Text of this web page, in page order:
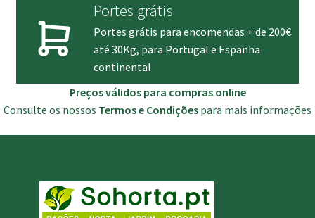
Portes grátis
Portes grátis para encomendas + de 200€
até 30Kg, para Portugal e Espanha
continental
Preços válidos para compras online
Consulte os nossos Termos e Condições para mais informações